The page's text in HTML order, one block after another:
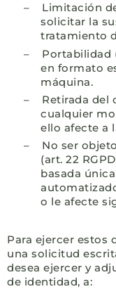
–
Limitación
solicitar la
tratamiento
–
Portabilidad
en formato
máquina.
–
Retirada del
cualquier
ello afecte a
–
No ser
(art. 22
basada
o le afecte
Para ejercer estos
una solicitud
desea ejercer y
de identidad, a: